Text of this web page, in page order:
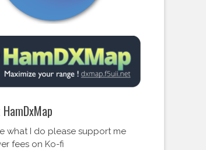
what I do please support me
fees on Ko-fi